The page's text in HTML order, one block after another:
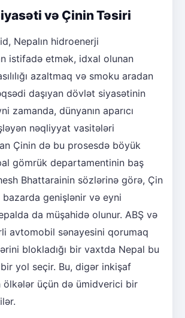
və Çinin Təsiri
Nepalın hidroenerji
istifadə etmək, idxal olunan
azaltmaq və smoku aradan
daşıyan dövlət siyasətinin
zamanda, dünyanın aparıcı
nəqliyyat vasitələri
Çinin də bu prosesdə böyük
gömrük departamentinin baş
Bhattarainin sözlərinə görə, Çin
genişlənir və eyni
da müşahidə olunur. ABŞ və
avtomobil sənayesini qorumaq
blokladığı bir vaxtda Nepal bu
yol seçir. Bu, digər inkişaf
ölkələr üçün də ümidverici bir